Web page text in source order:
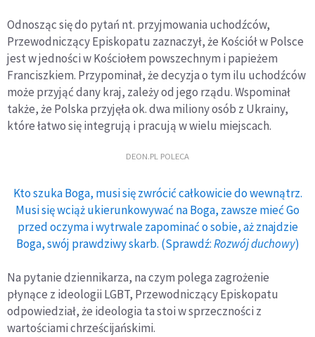
Odnosząc się do pytań nt. przyjmowania uchodźców,
Przewodniczący Episkopatu zaznaczył, że Kościół w Polsce
jest w jedności w Kościołem powszechnym i papieżem
Franciszkiem. Przypominał, że decyzja o tym ilu uchodźców
może przyjąć dany kraj, zależy od jego rządu. Wspominał
także, że Polska przyjęła ok. dwa miliony osób z Ukrainy,
które łatwo się integrują i pracują w wielu miejscach.
DEON.PL POLECA
Kto szuka Boga, musi się zwrócić całkowicie do wewnątrz.
Musi się wciąż ukierunkowywać na Boga, zawsze mieć Go
przed oczyma i wytrwale zapominać o sobie, aż znajdzie
Boga, swój prawdziwy skarb. (Sprawdź:Rozwój duchowy)
Na pytanie dziennikarza, na czym polega zagrożenie
płynące z ideologii LGBT, Przewodniczący Episkopatu
odpowiedział, że ideologia ta stoi w sprzeczności z
wartościami chrześcijańskimi.